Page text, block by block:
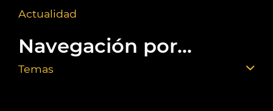
Actualidad
Navegación por...
Temas